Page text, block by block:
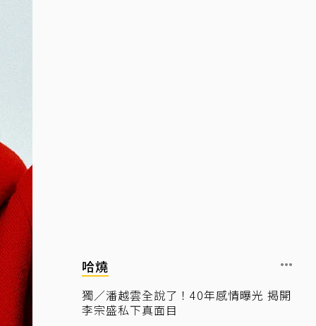
哈燒
獨／潘越雲全說了！40年感情曝光 揭開
李宗盛私下真面目